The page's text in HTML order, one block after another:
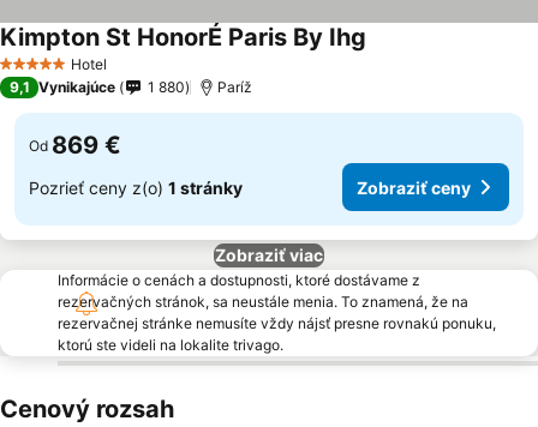
5 Počet hviezdičiek
Hotel
Kimpton St HonorÉ Paris By Ihg
9,1 Vynikajúce 1 880 Paríž
Od 869 €
Pozrieť ceny z(o) 1 stránky Zobraziť ceny
Zobraziť viac
Informácie o cenách a dostupnosti, ktoré dostávame z
rezervačných stránok, sa neustále menia. To znamená, že na
rezervačnej stránke nemusíte vždy nájsť presne rovnakú ponuku,
ktorú ste videli na lokalite trivago.
Cenový rozsah